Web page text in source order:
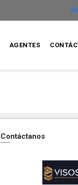
AGENTES
Contáctanos